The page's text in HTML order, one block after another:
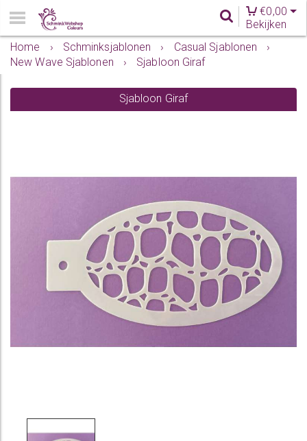
€0,00
Bekijken
Home
› Schminksjablonen › Casual Sjablonen
›
New Wave Sjablonen
› Sjabloon Giraf
Sjabloon Giraf